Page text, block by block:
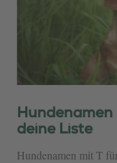
deine Liste
Hundenamen mit T